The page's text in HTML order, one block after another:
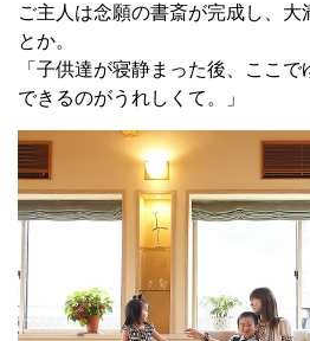
ご主人は念願の書斎が完成し、大
とか。
「子供達が寝静まった後、ここ
できるのがうれしくて。」